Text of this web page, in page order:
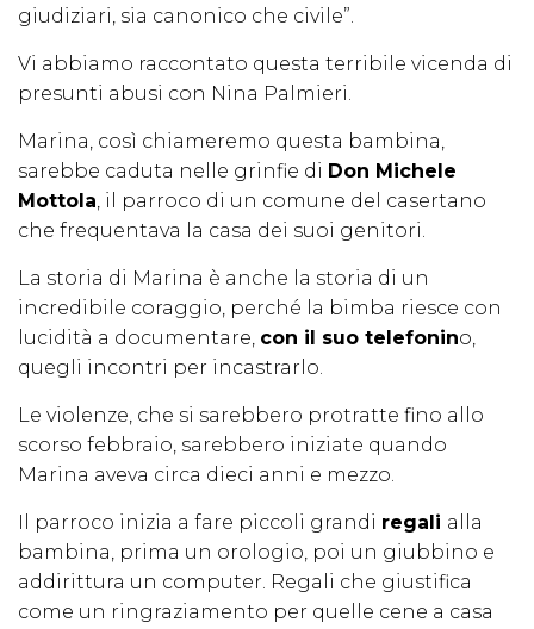
giudiziari, sia canonico che civile”.
Vi abbiamo raccontato questa terribile vicenda di
presunti abusi con Nina Palmieri.
Marina, così chiameremo questa bambina,
sarebbe caduta nelle grinfie di Don Michele
Mottola, il parroco di un comune del casertano
che frequentava la casa dei suoi genitori.
La storia di Marina è anche la storia di un
incredibile coraggio, perché la bimba riesce con
lucidità a documentare, con il suo telefonino,
quegli incontri per incastrarlo.
Le violenze, che si sarebbero protratte fino allo
scorso febbraio, sarebbero iniziate quando
Marina aveva circa dieci anni e mezzo.
Il parroco inizia a fare piccoli grandi regali alla
bambina, prima un orologio, poi un giubbino e
addirittura un computer. Regali che giustifica
come un ringraziamento per quelle cene a casa